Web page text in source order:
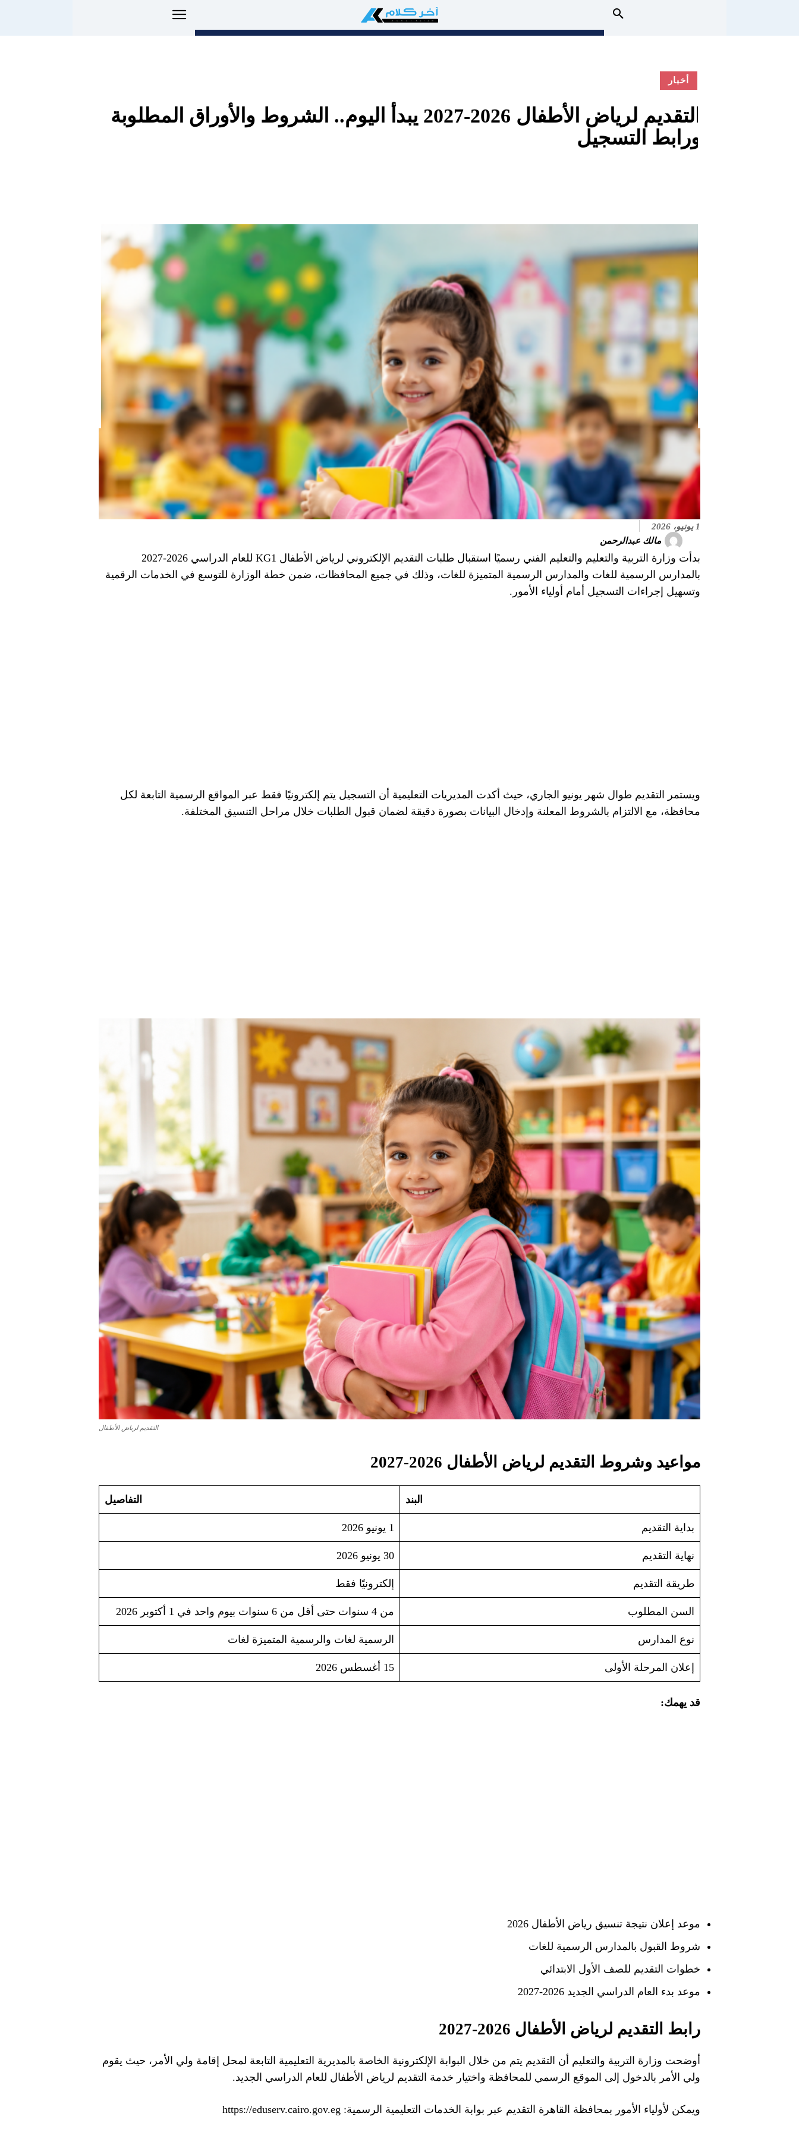
أخبار
التقديم لرياض الأطفال 2026-2027 يبدأ اليوم.. الشروط والأوراق المطلوبة
ورابط التسجيل
1 يونيو، 2026
مالك عبدالرحمن
بدأت وزارة التربية والتعليم والتعليم الفني رسميًا استقبال طلبات التقديم الإلكتروني لرياض الأطفال KG1 للعام الدراسي 2026-2027
بالمدارس الرسمية للغات والمدارس الرسمية المتميزة للغات، وذلك في جميع المحافظات، ضمن خطة الوزارة للتوسع في الخدمات الرقمية
وتسهيل إجراءات التسجيل أمام أولياء الأمور.
ويستمر التقديم طوال شهر يونيو الجاري، حيث أكدت المديريات التعليمية أن التسجيل يتم إلكترونيًا فقط عبر المواقع الرسمية التابعة لكل
محافظة، مع الالتزام بالشروط المعلنة وإدخال البيانات بصورة دقيقة لضمان قبول الطلبات خلال مراحل التنسيق المختلفة.
التقديم لرياض الأطفال
مواعيد وشروط التقديم لرياض الأطفال 2026-2027
البند التفاصيل
بداية التقديم 1 يونيو 2026
نهاية التقديم 30 يونيو 2026
طريقة التقديم إلكترونيًا فقط
السن المطلوب من 4 سنوات حتى أقل من 6 سنوات بيوم واحد في 1 أكتوبر 2026
نوع المدارس الرسمية لغات والرسمية المتميزة لغات
إعلان المرحلة الأولى 15 أغسطس 2026
قد يهمك:
موعد إعلان نتيجة تنسيق رياض الأطفال 2026
شروط القبول بالمدارس الرسمية للغات
خطوات التقديم للصف الأول الابتدائي
موعد بدء العام الدراسي الجديد 2026-2027
رابط التقديم لرياض الأطفال 2026-2027
أوضحت وزارة التربية والتعليم أن التقديم يتم من خلال البوابة الإلكترونية الخاصة بالمديرية التعليمية التابعة لمحل إقامة ولي الأمر، حيث يقوم
ولي الأمر بالدخول إلى الموقع الرسمي للمحافظة واختيار خدمة التقديم لرياض الأطفال للعام الدراسي الجديد.
ويمكن لأولياء الأمور بمحافظة القاهرة التقديم عبر بوابة الخدمات التعليمية الرسمية: https://eduserv.cairo.gov.eg